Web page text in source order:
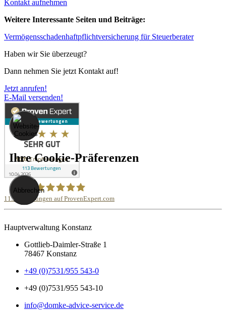
Kontakt aufnehmen
Weitere Interessante Seiten und Beiträge:
Vermögensschadenhaftpflichtversicherung für Steuerberater
Haben wir Sie überzeugt?
Dann nehmen Sie jetzt Kontakt auf!
Jetzt anrufen!
E-Mail versenden!
113 Bewertungen auf ProvenExpert.com
Ihre Cookie-Präferenzen
Abbrechen
Hauptverwaltung Konstanz
Gottlieb-Daimler-Straße 1
78467 Konstanz
+49 (0)7531/955 543-0
+49 (0)7531/955 543-10
info@domke-advice-service.de